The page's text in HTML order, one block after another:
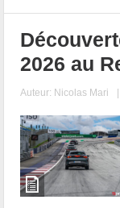
2026 au
Auteur: Nicolas Mari |